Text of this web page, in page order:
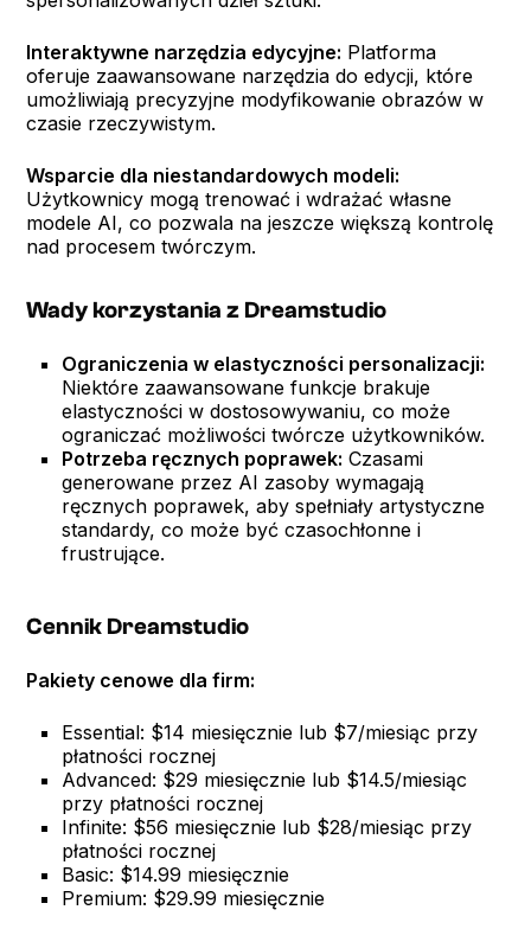
Interaktywne narzędzia edycyjne: Platforma
oferuje zaawansowane narzędzia do edycji, które
umożliwiają precyzyjne modyfikowanie obrazów w
czasie rzeczywistym.
Wsparcie dla niestandardowych modeli:
Użytkownicy mogą trenować i wdrażać własne
modele AI, co pozwala na jeszcze większą kontrolę
nad procesem twórczym.
Wady korzystania z Dreamstudio
Ograniczenia w elastyczności personalizacji:
Niektóre zaawansowane funkcje brakuje
elastyczności w dostosowywaniu, co może
ograniczać możliwości twórcze użytkowników.
Potrzeba ręcznych poprawek: Czasami
generowane przez AI zasoby wymagają
ręcznych poprawek, aby spełniały artystyczne
standardy, co może być czasochłonne i
frustrujące.
Cennik Dreamstudio
Pakiety cenowe dla firm:
Essential: $14 miesięcznie lub $7/miesiąc przy
płatności rocznej
Advanced: $29 miesięcznie lub $14.5/miesiąc
przy płatności rocznej
Infinite: $56 miesięcznie lub $28/miesiąc przy
płatności rocznej
Basic: $14.99 miesięcznie
Premium: $29.99 miesięcznie